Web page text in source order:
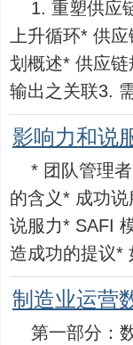
1. 重塑供应
上升循环* 供
划概述* 供应
输出之关联3.
影响力和说
* 团队管理
的含义* 成功
说服力* SAFI
造成功的提议*
制造业运营
第一部分：